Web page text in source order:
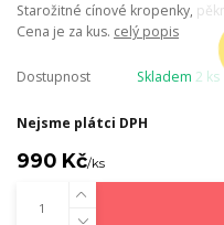
Starožitné cínové kropenky,
Cena je za kus. celý popis
Dostupnost Skladem 2 ks
Nejsme plátci DPH
990 Kč/ks